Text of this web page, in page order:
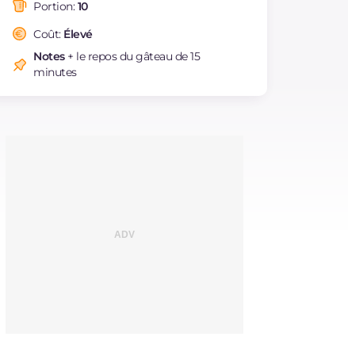
saturés
Fibre
Cholestérol
Sodium
Portion:10
Coût: Élevé
Notes+ le repos du gâteau de 15
minutes